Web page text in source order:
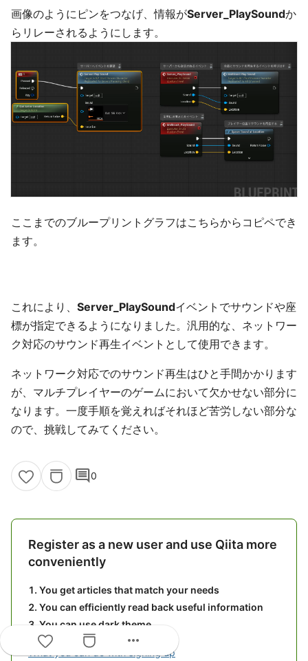
画像のようにピンをつなげ、情報がServer_PlaySoundか
らリレーされるようにします。
ここまでのブループリントグラフはこちらからコピペでき
ます。
これにより、 Server_PlaySoundイベントでサウンドや座
標が指定できるようになりました。汎用的な、ネットワー
ク対応のサウンド再生イベントとして使用できます。
ネットワーク対応でのサウンド再生はひと手間かかります
が、マルチプレイヤーのゲームにおいて欠かせない部分に
なります。一度手順を覚えればそれほど苦労しない部分な
ので、挑戦してみてください。
comment0
Register as a new user and use Qiita more
conveniently
You get articles that match your needs
You can efficiently read back useful information
You can use dark theme
What you can do with signing up
more_horiz